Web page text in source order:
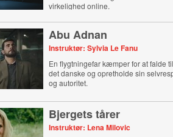
virkelighed online.
Abu Adnan
Instruktør: Sylvia Le Fanu
En flygtningefar kæmper for at falde
det danske og opretholde sin
og autoritet.
Bjergets tårer
Instruktør: Lena Milovic